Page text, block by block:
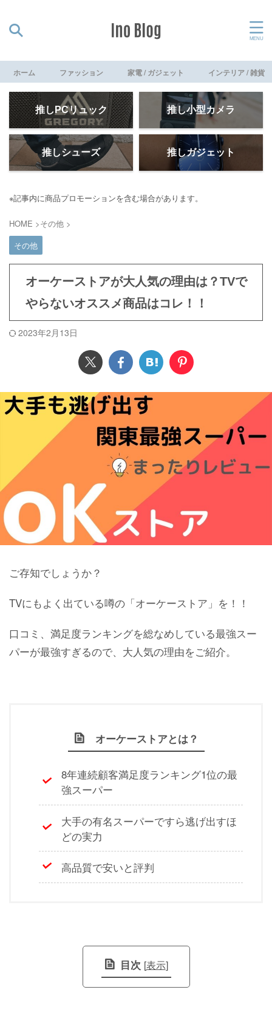
ホーム ファッション 家電 / ガジェット インテリア / 雑貨
推しPCリュック 推し小型カメラ
推しシューズ 推しガジェット
※記事内に商品プロモーションを含む場合があります。
HOME >その他 >
その他
オーケーストアが大人気の理由は？TVで
やらないオススメ商品はコレ！！
2023年2月13日
ご存知でしょうか？
TVにもよく出ている噂の「オーケーストア」を！！
口コミ、満足度ランキングを総なめしている最強スー
パーが最強すぎるので、大人気の理由をご紹介。
オーケーストアとは？
8年連続顧客満足度ランキング1位の最
強スーパー
大手の有名スーパーですら逃げ出すほ
どの実力
高品質で安いと評判
目次 [表示]